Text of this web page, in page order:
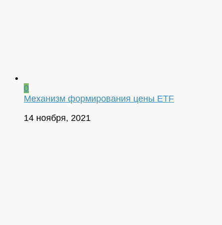
0
Механизм формирования цены ETF
14 ноября, 2021